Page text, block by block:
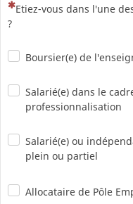
(Cette question est
Etiez-vous dans l'une
?
Boursier(e) de
Salarié(e) dans le
professionnalisation
Salarié(e) ou
plein ou partiel
Allocataire de Pôle